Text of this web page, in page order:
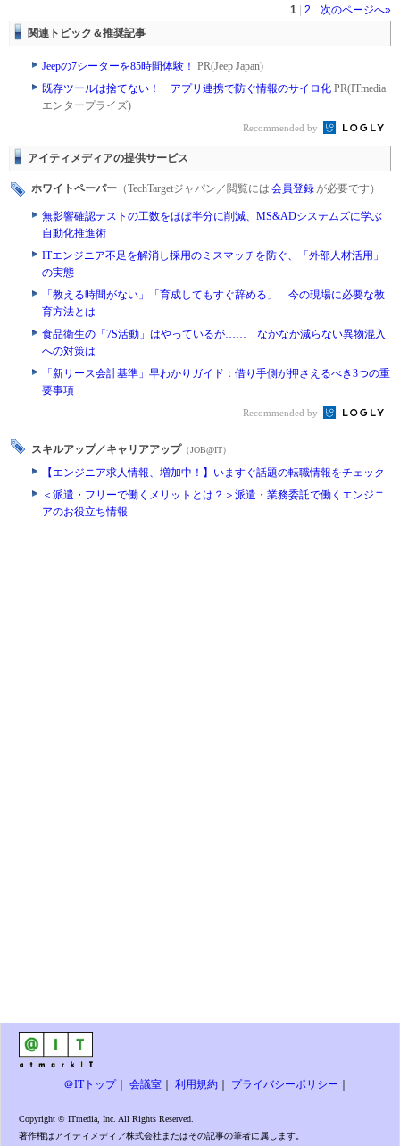
1 2
次のページへ»
関連トピック＆推奨記事
Jeepの7シーターを85時間体験！ PR(Jeep Japan)
既存ツールは捨てない！ アプリ連携で防ぐ情報のサイロ化 PR(ITmedia
エンタープライズ)
Recommended by
アイティメディアの提供サービス
ホワイトペーパー （TechTargetジャパン／閲覧には 会員登録が必要です）
無影響確認テストの工数をほぼ半分に削減、MS&ADシステムズに学ぶ
自動化推進術
ITエンジニア不足を解消し採用のミスマッチを防ぐ、「外部人材活用」
の実態
「教える時間がない」「育成してもすぐ辞める」 今の現場に必要な教
育方法とは
食品衛生の「7S活動」はやっているが…… なかなか減らない異物混入
への対策は
「新リース会計基準」早わかりガイド：借り手側が押さえるべき3つの重
要事項
Recommended by
スキルアップ／キャリアアップ （JOB@IT）
【エンジニア求人情報、増加中！】いますぐ話題の転職情報をチェック
＜派遣・フリーで働くメリットとは？＞派遣・業務委託で働くエンジニ
アのお役立ち情報
＠ITトップ｜ 会議室 利用規約 プライバシーポリシー
Copyright © ITmedia, Inc. All Rights Reserved.
著作権はアイティメディア株式会社またはその記事の筆者に属します。